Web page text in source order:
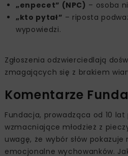
„enpecet” (NPC) – osoba
„kto pytał” – riposta
wypowiedzi.
Zgłoszenia odzwierciedlają
zmagających się z brakiem
Komentarze
Fundacja, prowadząca od 10
wzmacniające młodzież z
uwagę, że wybór słów
emocjonalne wychowanków.